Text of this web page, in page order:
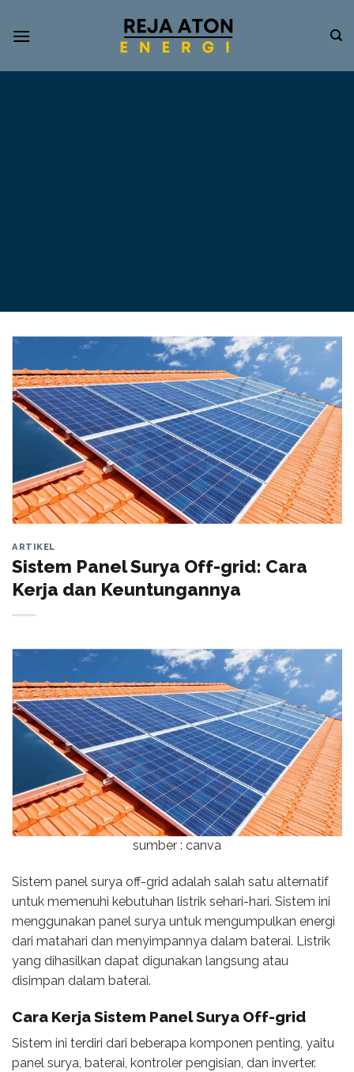
Informasi
ARTIKEL
Sistem Panel Surya Off-grid: Cara
Kerja dan Keuntungannya
sumber : canva
Sistem panel surya off-grid adalah salah satu alternatif
untuk memenuhi kebutuhan listrik sehari-hari. Sistem ini
menggunakan panel surya untuk mengumpulkan energi
dari matahari dan menyimpannya dalam baterai. Listrik
yang dihasilkan dapat digunakan langsung atau
disimpan dalam baterai.
Cara KerjaSistem Panel Surya Off-grid
Sistem ini terdiri dari beberapa komponen penting, yaitu
panel surya, baterai, kontroler pengisian, dan inverter.